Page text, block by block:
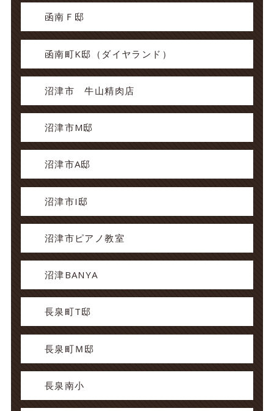
函南Ｆ邸
函南町K邸（ダイヤランド）
沼津市 牛山精肉店
沼津市M邸
沼津市A邸
沼津市I邸
沼津市ピアノ教室
沼津BANYA
長泉町T邸
長泉町Ｍ邸
長泉南小